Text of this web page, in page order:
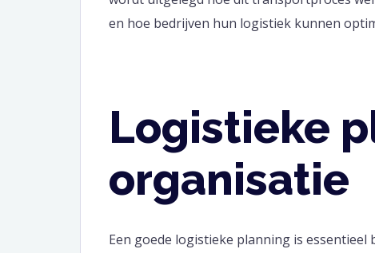
en hoe bedrijven hun logistiek kunnen
Logistieke
organisatie
Een goede logistieke planning is